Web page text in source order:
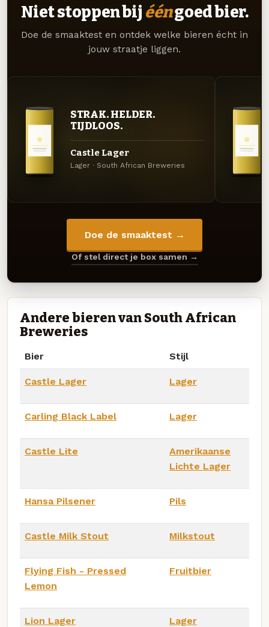
Niet stoppen bij ééngoed bier.
Doe de smaaktest en ontdek welke bieren écht in
jouw straatje liggen.
STRAK. HELDER.
TIJDLOOS.
Castle Lager
Lager · South African Breweries
Doe de smaaktest →
Of stel direct je box samen →
Andere bieren van South African
Breweries
Bier Stijl
Castle Lager Lager
Carling Black Label Lager
Castle Lite
Amerikaanse
Lichte Lager
Hansa Pilsener Pils
Castle Milk Stout Milkstout
Flying Fish - Pressed
Lemon
Fruitbier
Lion Lager Lager